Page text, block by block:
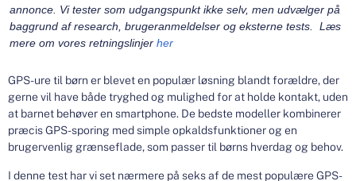
annonce. Vi tester som udgangspunkt ikke selv, men udvælger på
baggrund af research, brugeranmeldelser og eksterne tests. Læs
mere om vores retningslinjer her
GPS-ure til børn er blevet en populær løsning blandt forældre, der
gerne vil have både tryghed og mulighed for at holde kontakt, uden
at barnet behøver en smartphone. De bedste modeller kombinerer
præcis GPS-sporing med simple opkaldsfunktioner og en
brugervenlig grænseflade, som passer til børns hverdag og behov.
I denne test har vi set nærmere på seks af de mest populære GPS-